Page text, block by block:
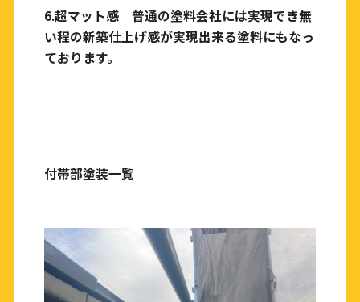
6.超マット感 普通の塗料会社には実現でき無
い程の新築仕上げ感が実現出来る塗料にもなっ
ております。
付帯部塗装一覧